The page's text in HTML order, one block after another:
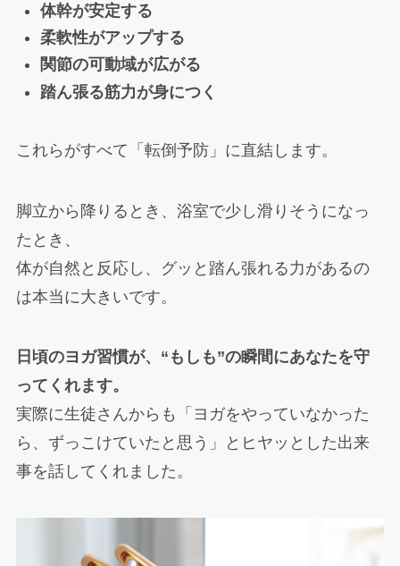
体幹が安定する
柔軟性がアップする
関節の可動域が広がる
踏ん張る筋力が身につく
これらがすべて「転倒予防」に直結します。
脚立から降りるとき、浴室で少し滑りそうになっ
たとき、
体が自然と反応し、グッと踏ん張れる力があるの
は本当に大きいです。
日頃のヨガ習慣が、“もしも”の瞬間にあなたを守
ってくれます。
実際に生徒さんからも「ヨガをやっていなかった
ら、ずっこけていたと思う」とヒヤッとした出来
事を話してくれました。